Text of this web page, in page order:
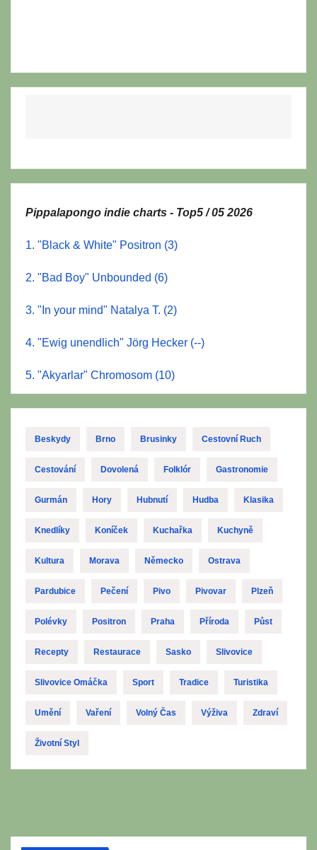
Pippalapongo indie charts - Top5 / 05 2026
1. "Black & White" Positron (3)
2. "Bad Boy" Unbounded (6)
3. "In your mind" Natalya T. (2)
4. "Ewig unendlich" Jörg Hecker (--)
5. "Akyarlar" Chromosom (10)
Beskydy Brno Brusinky Cestovní Ruch
Cestování Dovolená Folklór Gastronomie
Gurmán Hory Hubnutí Hudba Klasika
Knedlíky Koníček Kuchařka Kuchyně
Kultura Morava Německo Ostrava
Pardubice Pečení Pivo Pivovar Plzeň
Polévky Positron Praha Příroda Půst
Recepty Restaurace Sasko Slivovice
Slivovice Omáčka Sport Tradice Turistika
Umění Vaření Volný Čas Výživa Zdraví
Životní Styl